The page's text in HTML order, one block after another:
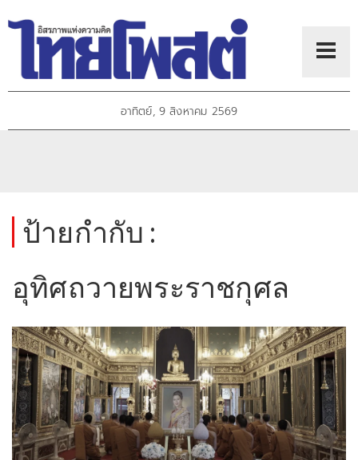
อาทิตย์, 9 สิงหาคม 2569
ป้ายกำกับ :
อุทิศถวายพระราชกุศล